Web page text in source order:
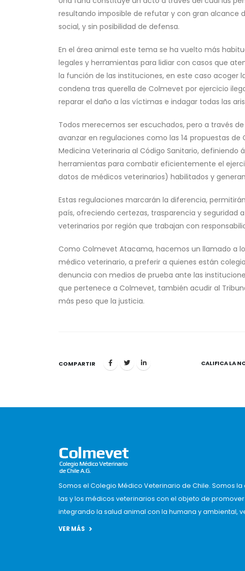
resultando imposible de refutar y con gran alcance
social, y sin posibilidad de defensa.
En el área animal este tema se ha vuelto más
legales y herramientas para lidiar con casos que
la función de las instituciones, en este caso acoger
condena tras querella de Colmevet por ejercicio
reparar el daño a las víctimas e indagar todas las
Todos merecemos ser escuchados, pero a través
avanzar en regulaciones como las 14 propuestas
Medicina Veterinaria al Código Sanitario,
herramientas para combatir eficientemente el
datos de médicos veterinarios) habilitados y
Estas regulaciones marcarán la diferencia,
país, ofreciendo certezas, trasparencia y seguridad
veterinarios por región que trabajan con
Como Colmevet Atacama, hacemos un llamado a
médico veterinario, a preferir a quienes están
denuncia con medios de prueba ante las
que pertenece a Colmevet, también acudir al
más peso que la justicia.
COMPARTIR CALIFICA LA
1 2 3
Somos el Colegio Médico Veterinario de Chile. Somos
las y los médicos veterinarios con el objeto de promover
integrando la salud animal con la humana y ambiental,
VER MÁS